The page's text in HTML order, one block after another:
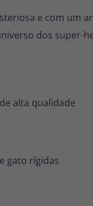
e com um
dos super-
alta qualidade
gato rígidas